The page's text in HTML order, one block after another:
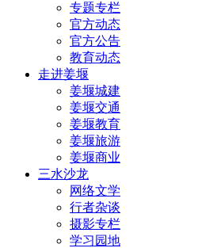
专题专栏
官方动态
官方公告
教育动态
走进姜堰
姜堰城建
姜堰交通
姜堰教育
姜堰旅游
姜堰商业
三水沙龙
网络文学
行者杂谈
摄影专栏
学习园地